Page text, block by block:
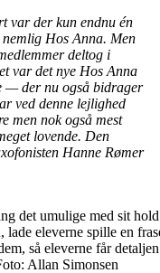
var der kun endnu én
Hos Anna. Men
deltog i
var det nye Hos Anna
— der nu også bidrager
ved denne lejlighed
men nok også mest
lovende. Den
Hanne Rømer
det umulige med sit
lade eleverne spille en
så eleverne får detaljen
Allan Simonsen